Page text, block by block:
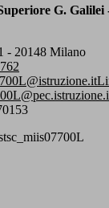
G.
- 20148 Milano